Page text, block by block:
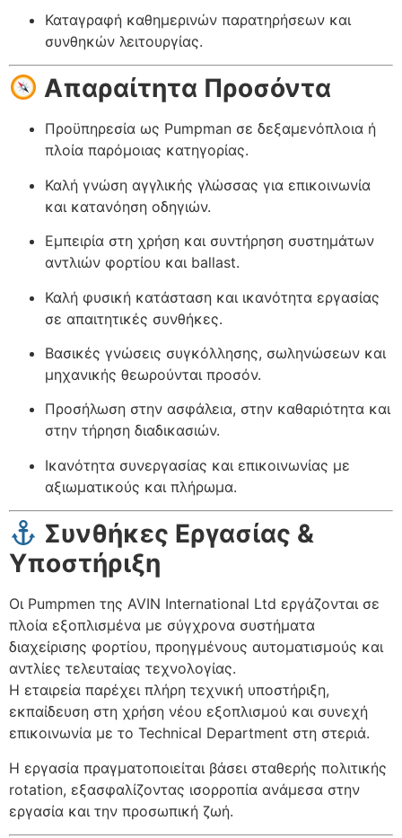
Καταγραφή καθημερινών παρατηρήσεων και
συνθηκών λειτουργίας.
Απαραίτητα Προσόντα
Προϋπηρεσία ως Pumpman σε δεξαμενόπλοια ή
πλοία παρόμοιας κατηγορίας.
Καλή γνώση αγγλικής γλώσσας για επικοινωνία
και κατανόηση οδηγιών.
Εμπειρία στη χρήση και συντήρηση συστημάτων
αντλιών φορτίου και ballast.
Καλή φυσική κατάσταση και ικανότητα εργασίας
σε απαιτητικές συνθήκες.
Βασικές γνώσεις συγκόλλησης, σωληνώσεων και
μηχανικής θεωρούνται προσόν.
Προσήλωση στην ασφάλεια, στην καθαριότητα και
στην τήρηση διαδικασιών.
Ικανότητα συνεργασίας και επικοινωνίας με
αξιωματικούς και πλήρωμα.
Συνθήκες Εργασίας &
Υποστήριξη
Οι Pumpmen της AVIN International Ltd εργάζονται σε
πλοία εξοπλισμένα με σύγχρονα συστήματα
διαχείρισης φορτίου, προηγμένους αυτοματισμούς και
αντλίες τελευταίας τεχνολογίας.
Η εταιρεία παρέχει πλήρη τεχνική υποστήριξη,
εκπαίδευση στη χρήση νέου εξοπλισμού και συνεχή
επικοινωνία με το Technical Department στη στεριά.
Η εργασία πραγματοποιείται βάσει σταθερής πολιτικής
rotation, εξασφαλίζοντας ισορροπία ανάμεσα στην
εργασία και την προσωπική ζωή.